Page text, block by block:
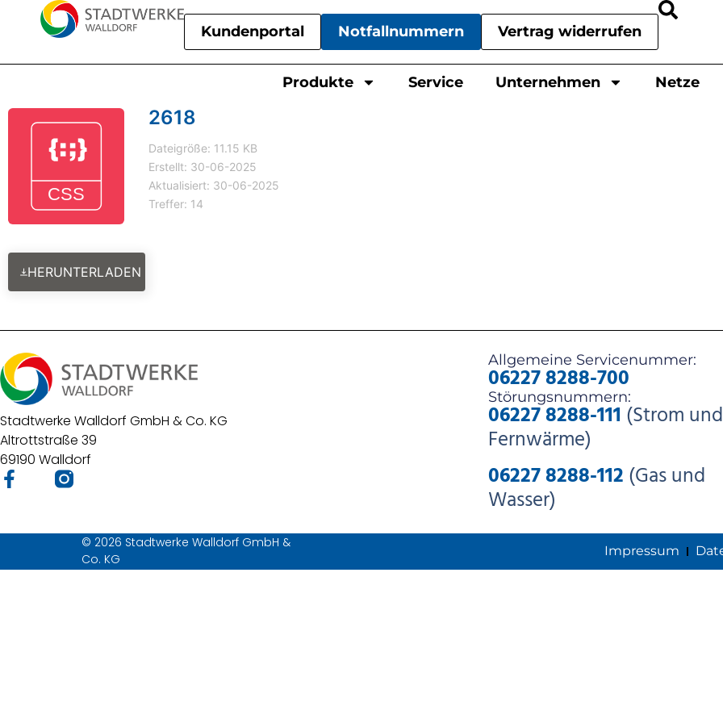
Kundenportal Notfallnummern Vertrag widerrufen
Produkte Service Unternehmen Netze
2618
Dateigröße: 11.15 KB
Erstellt: 30-06-2025
Aktualisiert: 30-06-2025
Treffer: 14
HERUNTERLADEN
Stadtwerke Walldorf GmbH & Co. KG
Altrottstraße 39
69190 Walldorf
Allgemeine Servicenummer:
06227 8288-700
Störungsnummern:
06227 8288-111 (Strom und
Fernwärme)
06227 8288-112 (Gas und
Wasser)
© 2026 Stadtwerke Walldorf GmbH &
Co. KG
Impressum